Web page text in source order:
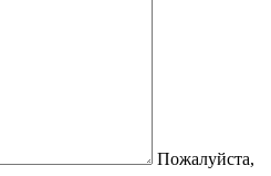
Пожалуйста,